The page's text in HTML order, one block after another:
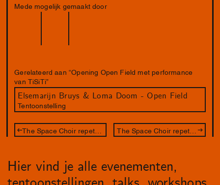
Mede mogelijk gemaakt door
Gerelateerd aan “Opening Open Field met performance
van TiSiTi”
Elsemarijn Bruys & Loma Doom - Open Field
Tentoonstelling
The Space Choir repetitieavond
Hier vind je alle evenementen,